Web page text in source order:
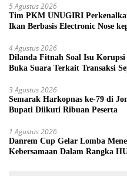
5 Agustus 2026
Tim PKM UNUGIRI
Ikan Berbasis Electronic Nose
4 Agustus 2026
Dilanda Fitnah Soal Isu
Buka Suara Terkait Transaksi
3 Agustus 2026
Semarak Harkopnas ke-79 di
Bupati Diikuti Ribuan Peserta
1 Agustus 2026
Danrem Cup Gelar Lomba
Kebersamaan Dalam Rangka